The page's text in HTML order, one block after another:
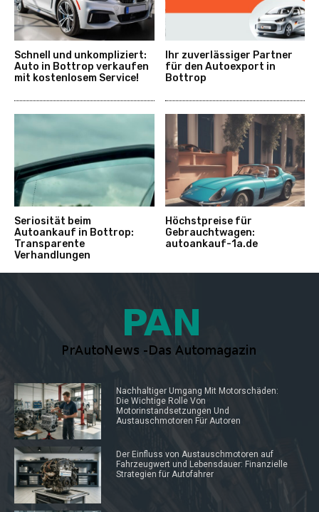
Schnell und unkompliziert:
Auto in Bottrop verkaufen
mit kostenlosem Service!
Ihr zuverlässiger Partner
für den Autoexport in
Bottrop
Seriosität beim
Autoankauf in Bottrop:
Transparente
Verhandlungen
Höchstpreise für
Gebrauchtwagen:
autoankauf-1a.de
Nachhaltiger Umgang Mit Motorschäden:
Die Wichtige Rolle Von
Motorinstandsetzungen Und
Austauschmotoren Für Autoren
Der Einfluss von Austauschmotoren auf
Fahrzeugwert und Lebensdauer: Finanzielle
Strategien für Autofahrer